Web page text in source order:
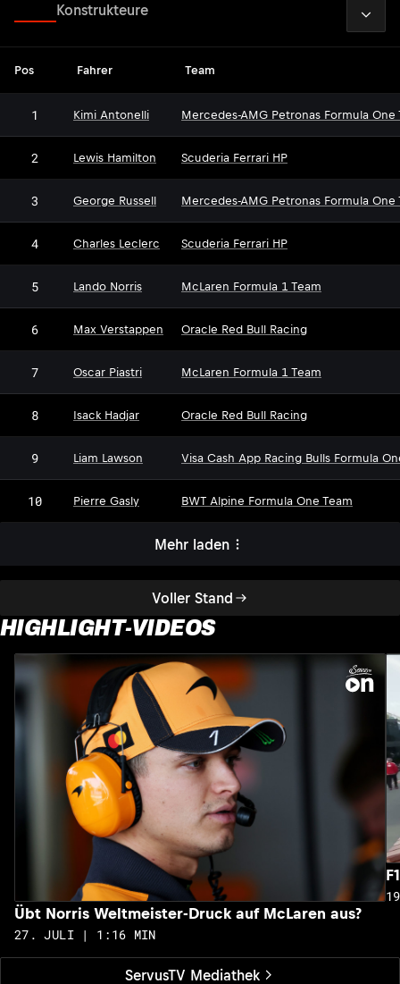
Voller Stand
Konstrukteure
Pos Fahrer Team
1 Kimi Antonelli Mercedes-AMG Petronas Formula One
2 Lewis Hamilton Scuderia Ferrari HP
3 George Russell Mercedes-AMG Petronas Formula One
4 Charles Leclerc Scuderia Ferrari HP
5 Lando Norris McLaren Formula 1 Team
6 Max Verstappen Oracle Red Bull Racing
7 Oscar Piastri McLaren Formula 1 Team
8 Isack Hadjar Oracle Red Bull Racing
9 Liam Lawson Visa Cash App Racing Bulls Formula
10 Pierre Gasly BWT Alpine Formula One Team
Mehr laden
HIGHLIGHT-VIDEOS
ServusTV Mediathek
Übt Norris Weltmeister-Druck auf McLaren aus?
27. JULI | 1:16 MIN